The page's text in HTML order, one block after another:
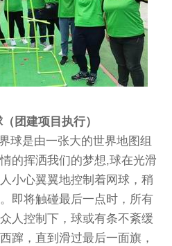
团建项目执行）
球是由一张大的世界地图组
的挥洒我们的梦想,球在光滑
小心翼翼地控制着网球，稍
即将触碰最后一点时，所有
人控制下，球或有条不紊缓
蹿，直到滑过最后一面旗，